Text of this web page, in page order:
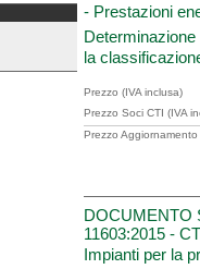
- Prestazioni
la
Prezzo (IVA inclusa)
Prezzo Soci CTI (IVA
Prezzo Aggiornamento
DOCUMENTO
11603:2015 -
Impianti per la